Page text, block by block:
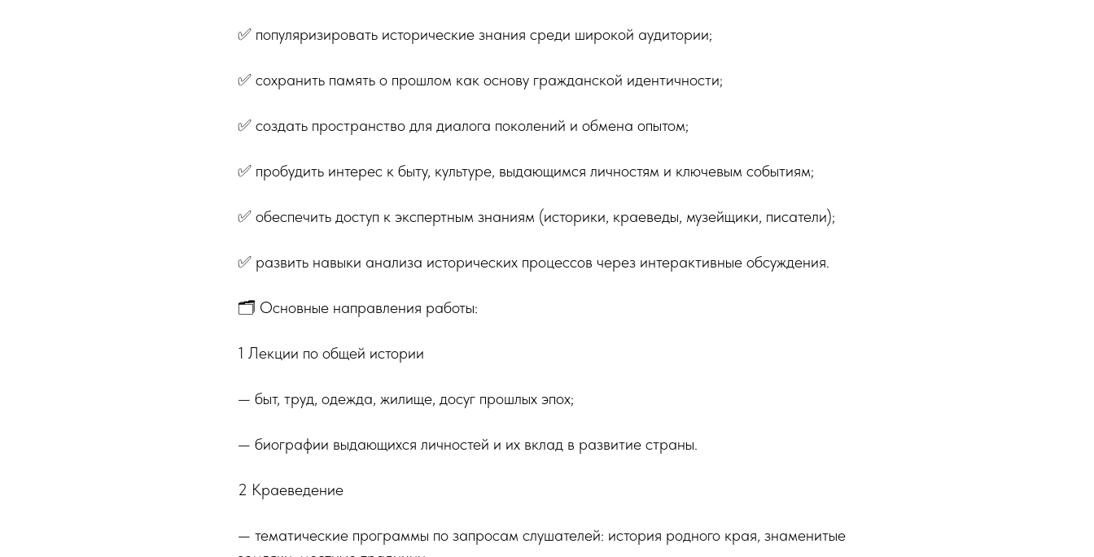
✅ популяризировать исторические знания среди широкой аудитории;
✅ сохранить память о прошлом как основу гражданской идентичности;
✅ создать пространство для диалога поколений и обмена опытом;
✅ пробудить интерес к быту, культуре, выдающимся личностям и ключевым событиям;
✅ обеспечить доступ к экспертным знаниям (историки, краеведы, музейщики, писатели);
✅ развить навыки анализа исторических процессов через интерактивные обсуждения.
🗂️ Основные направления работы:
1️ Лекции по общей истории
— быт, труд, одежда, жилище, досуг прошлых эпох;
— биографии выдающихся личностей и их вклад в развитие страны.
2️ Краеведение
— тематические программы по запросам слушателей: история родного края, знаменитые